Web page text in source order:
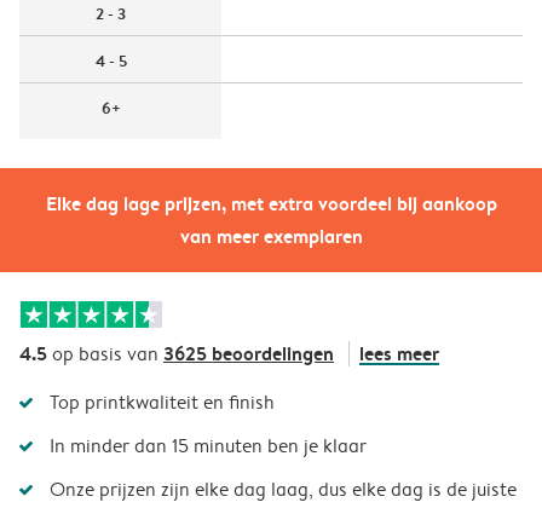
Elke dag lage prijzen, met extra voordeel bij aankoop
van meer exemplaren
2 - 3
4 - 5
6+
4.5op basis van 3625 beoordelingen lees meer
Top printkwaliteit en finish
In minder dan 15 minuten ben je klaar
Onze prijzen zijn elke dag laag, dus elke dag is de juiste